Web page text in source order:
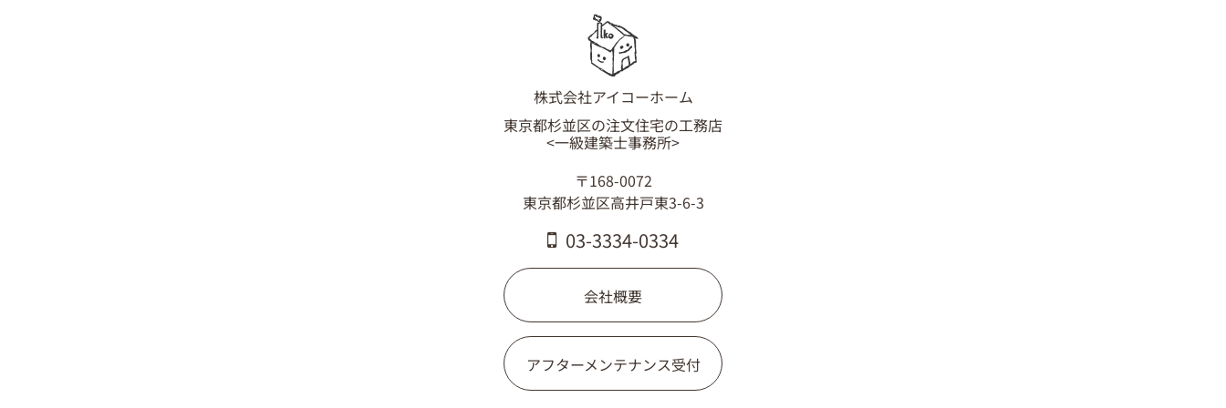
株式会社アイコーホーム
東京都杉並区の注文住宅の工務店
<一級建築士事務所>
〒168-0072
東京都杉並区高井戸東3-6-3
03-3334-0334
会社概要
アフターメンテナンス受付